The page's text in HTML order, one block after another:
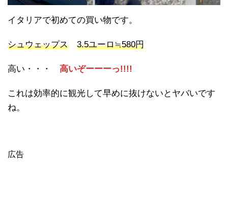
イタリアで初めての買い物です。
シュウェップス 3.5ユーロ≒580円
高い・・・ 高いぞーーーっ!!!!
これは効率的に観光して早めに抜けないとヤバいです
ね。
広告